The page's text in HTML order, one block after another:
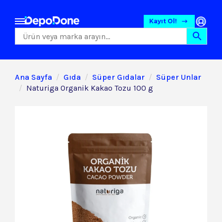
Kayıt Ol!
Ana Sayfa Gıda Süper Gıdalar
Süper Unlar
Naturiga Organik Kakao Tozu 100 g